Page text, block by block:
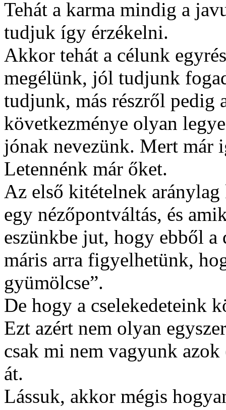
Tehát a karma mindig a
tudjuk így érzékelni.
Akkor tehát a célunk
megélünk, jól tudjunk
tudjunk, más részről pedig
következménye olyan
jónak nevezünk. Mert már
Letennénk már őket.
Az első kitételnek
egy nézőpontváltás, és
eszünkbe jut, hogy ebből
máris arra figyelhetünk,
gyümölcse”.
De hogy a cselekedeteink
Ezt azért nem olyan
csak mi nem vagyunk
át.
Lássuk, akkor mégis